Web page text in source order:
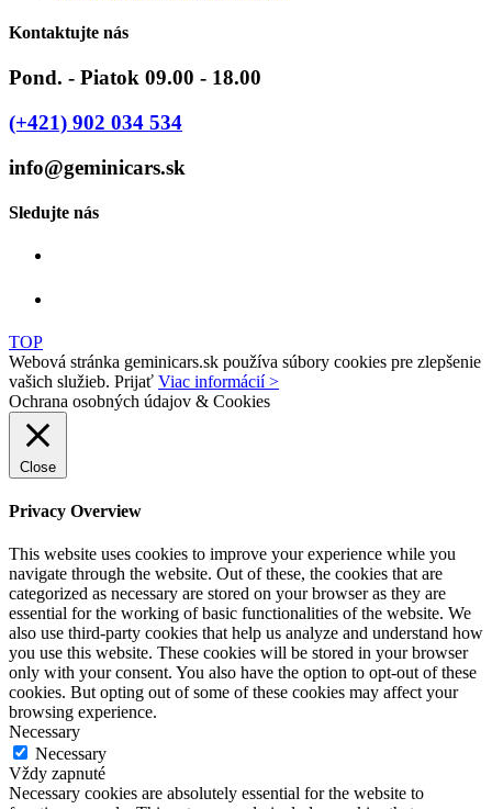
Kontaktujte nás
Pond. - Piatok 09.00 - 18.00
(+421) 902 034 534
info@geminicars.sk
Sledujte nás
TOP
Webová stránka geminicars.sk používa súbory cookies pre zlepšenie
vašich služieb. Prijať Viac informácií >
Ochrana osobných údajov & Cookies
Close
Privacy Overview
This website uses cookies to improve your experience while you
navigate through the website. Out of these, the cookies that are
categorized as necessary are stored on your browser as they are
essential for the working of basic functionalities of the website. We
also use third-party cookies that help us analyze and understand how
you use this website. These cookies will be stored in your browser
only with your consent. You also have the option to opt-out of these
cookies. But opting out of some of these cookies may affect your
browsing experience.
Necessary
Necessary
Vždy zapnuté
Necessary cookies are absolutely essential for the website to